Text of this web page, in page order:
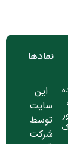
نمادها
این
سایت
توسط
شرکت